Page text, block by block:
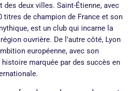
des deux villes. Saint-Étienne, avec
titres de champion de France et son
est un club qui incarne la
ouvrière. De l’autre côté, Lyon
européenne, avec son
marquée par des succès en